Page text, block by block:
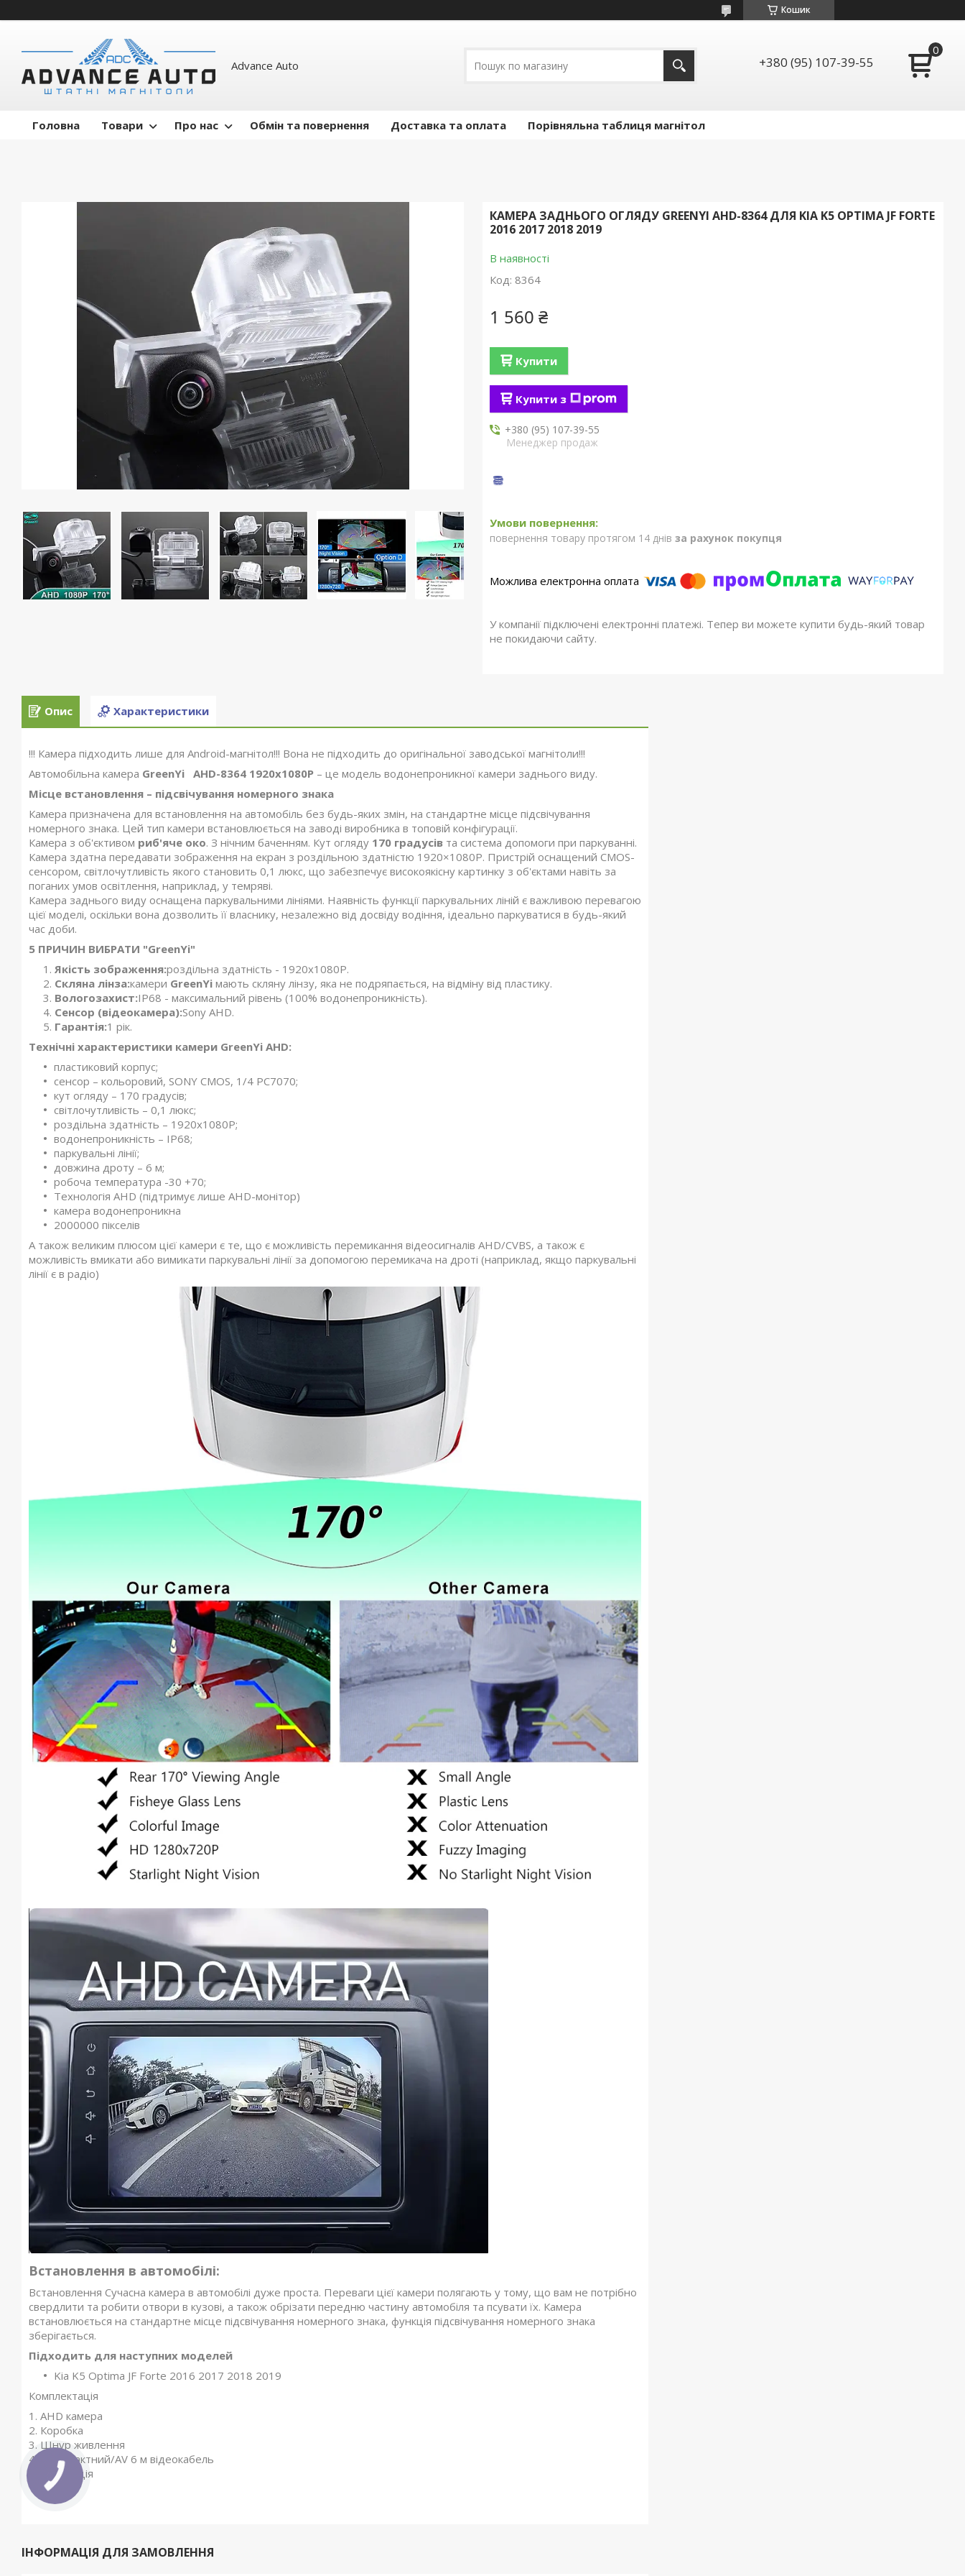
Кошик
Advance Auto +380 (95) 107-39-55
Головна Товари Про нас Обмін та повернення Доставка та оплата Порівняльна таблиця магнітол
КАМЕРА ЗАДНЬОГО ОГЛЯДУ GREENYI AHD-8364 ДЛЯ KIA K5 OPTIMA JF FORTE
2016 2017 2018 2019
В наявності
Код: 8364
1 560 ₴
Купити
Купити з
+380 (95) 107-39-55
Менеджер продаж
повернення товару протягом 14 днів за рахунок покупця
У компанії підключені електронні платежі. Тепер ви можете купити будь-який товар
не покидаючи сайту.
Опис Характеристики
!!! Камера підходить лише для Android-магнітол!!! Вона не підходить до оригінальної заводської магнітоли!!!
Автомобільна камера GreenYi AHD-8364 1920x1080P – це модель водонепроникної камери заднього виду.
Місце встановлення – підсвічування номерного знака
Камера призначена для встановлення на автомобіль без будь-яких змін, на стандартне місце підсвічування
номерного знака. Цей тип камери встановлюється на заводі виробника в топовій конфігурації.
Камера з об'єктивом риб'яче око. З нічним баченням. Кут огляду 170 градусів та система допомоги при паркуванні.
Камера здатна передавати зображення на екран з роздільною здатністю 1920×1080P. Пристрій оснащений CMOS-
сенсором, світлочутливість якого становить 0,1 люкс, що забезпечує високоякісну картинку з об'єктами навіть за
поганих умов освітлення, наприклад, у темряві.
Камера заднього виду оснащена паркувальними лініями. Наявність функції паркувальних ліній є важливою перевагою
цієї моделі, оскільки вона дозволить її власнику, незалежно від досвіду водіння, ідеально паркуватися в будь-який
час доби.
5 ПРИЧИН ВИБРАТИ "GreenYi"
Якість зображення:роздільна здатність - 1920x1080P.
Скляна лінза:камери GreenYi мають скляну лінзу, яка не подряпається, на відміну від пластику.
Вологозахист:IP68 - максимальний рівень (100% водонепроникність).
Сенсор (відеокамера):Sony AHD.
Гарантія:1 рік.
Технічні характеристики камери GreenYi AHD:
пластиковий корпус;
сенсор – кольоровий, SONY CMOS, 1/4 PC7070;
кут огляду – 170 градусів;
світлочутливість – 0,1 люкс;
роздільна здатність – 1920x1080P;
водонепроникність – IP68;
паркувальні лінії;
довжина дроту – 6 м;
робоча температура -30 +70;
Технологія AHD (підтримує лише AHD-монітор)
камера водонепроникна
2000000 пікселів
А також великим плюсом цієї камери є те, що є можливість перемикання відеосигналів AHD/CVBS, а також є
можливість вмикати або вимикати паркувальні лінії за допомогою перемикача на дроті (наприклад, якщо паркувальні
лінії є в радіо)
Встановлення в автомобілі:
Встановлення Сучасна камера в автомобілі дуже проста. Переваги цієї камери полягають у тому, що вам не потрібно
свердлити та робити отвори в кузові, а також обрізати передню частину автомобіля та псувати їх. Камера
встановлюється на стандартне місце підсвічування номерного знака, функція підсвічування номерного знака
зберігається.
Підходить для наступних моделей
Kia K5 Optima JF Forte 2016 2017 2018 2019
Комплектація
1. AHD камера
2. Коробка
3. Шнур живлення
4. 4-контактний/AV 6 м відеокабель
5. Інструкція
ІНФОРМАЦІЯ ДЛЯ ЗАМОВЛЕННЯ